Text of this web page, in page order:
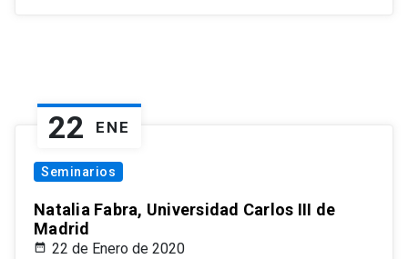
22 ENE
Seminarios
Natalia Fabra, Universidad Carlos III de
Madrid
22 de Enero de 2020